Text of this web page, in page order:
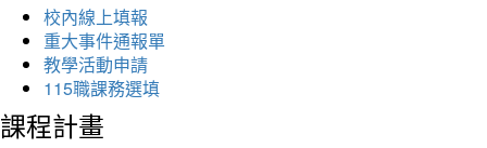
校內線上填報
重大事件通報單
教學活動申請
115職課務選填
課程計畫